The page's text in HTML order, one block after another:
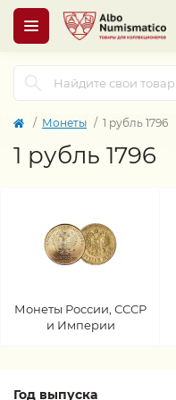
Монеты 1 рубль 1796
1 рубль 1796
Монеты России, СССР
и Империи
Год выпуска